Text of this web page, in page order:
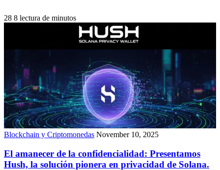
28 8 lectura de minutos
Blockchain y Criptomonedas November 10, 2025
El amanecer de la confidencialidad: Presentamos
Hush, la solución pionera en privacidad de Solana.